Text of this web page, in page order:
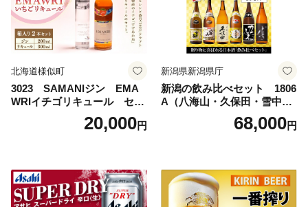
北海道様似町
3023 SAMANIジン EMA
WRIイチゴリキュール セッ
ト（箱入り）【大人の味 酒
お酒 洋酒 スピリッツ クラフ
セット 詰め合わせ カクテル
ソーダ割り アルコール ロッ
ク ソーダ ジントニック 】
20,000円
新潟県新潟県庁
新潟の飲み比べセット 1806
A（八海山・久保田・雪中
梅・越乃寒梅・かたふね・千
68,000円